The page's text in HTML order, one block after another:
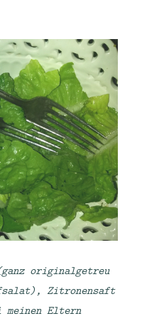
originalgetreu
Zitronensaft
Eltern